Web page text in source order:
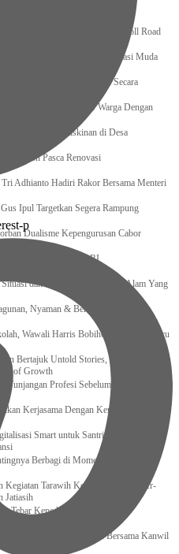
Darurat Bencana di Daerah
Fitri 1446h / 2025m, Waskita Toll Road
Demi Lapangan Kerja Generasi Muda
Bansos Dilakukan Secara
Komunikasi Antar Warga Dengan
Kemiskinan di Desa
Stadion Pasca Renovasi
Adhianto Hadiri Rakor Bersama Menteri
Ipul Targetkan Segera Rampung
Dualisme Kepengurusan Cabor
Bersama BPK RI
dan Penanganan Bencana Alam Yang
Nyaman & Bersih di Kunjungi
Wawali Harris Bobihoe : Tonggak Baru
Bertajuk Untold Stories, Irene Umar :
of Growth
Tunjangan Profesi Sebelum Lebaran
Kerjasama Dengan Kemenbud
Smart untuk Santri Produktif
Berbagi di Momen Ramadan
Kegiatan Tarawih Keliling di Masjid Ar-
Jatiasih
Tebar Kepedulian Lewat Bansos
di Lapas Muara Teweh Bersama Kanwil
p